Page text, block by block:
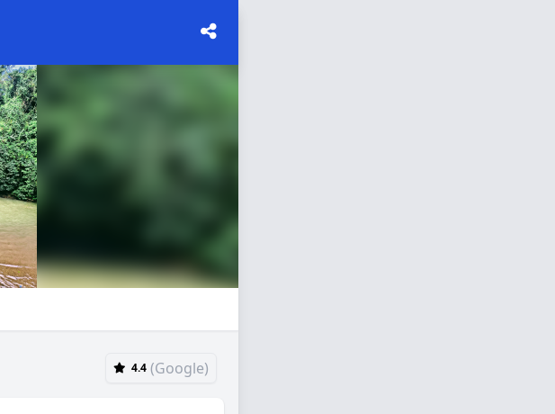
4.4 (Google)